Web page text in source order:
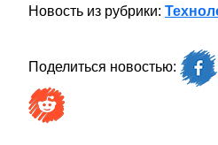
Новость из рубрики:
Поделиться новостью: